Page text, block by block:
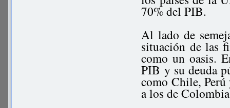
70% del PIB.
Al lado de
situación de las
como un oasis.
PIB y su deuda
como Chile,
a los de